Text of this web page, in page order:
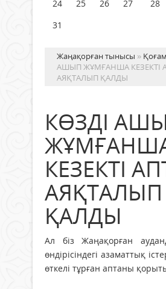
24
25 26 27 28
31
Жаңақорған тынысы » Қоғам
АШЫП ЖҰМҒАНША КЕЗЕКТІ
АЯҚТАЛЫП ҚАЛДЫ
КӨЗДІ
КЕЗЕКТІ
АЯҚТАЛЫП
ҚАЛДЫ
Ал біз Жаңақорған
өндірісіндегі азаматтық
өткелі тұрған аптаны